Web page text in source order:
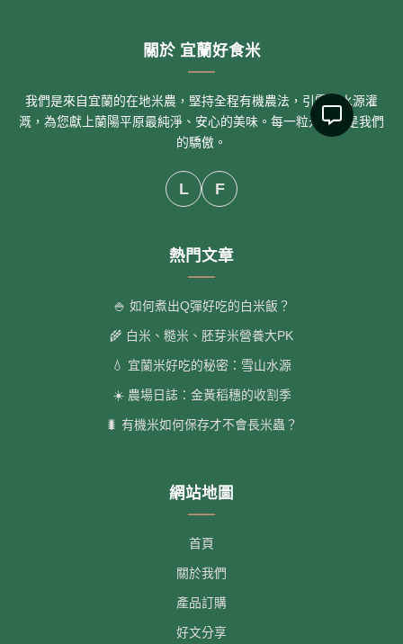
關於 宜蘭好食米
我們是來自宜蘭的在地米農，堅持全程有機農法，引雪山水源灌
溉，為您獻上蘭陽平原最純淨、安心的美味。每一粒米，都是我們
的驕傲。
L F
熱門文章
🍚 如何煮出Q彈好吃的白米飯？
🌾 白米、糙米、胚芽米營養大PK
💧 宜蘭米好吃的秘密：雪山水源
☀️ 農場日誌：金黃稻穗的收割季
🐛 有機米如何保存才不會長米蟲？
網站地圖
首頁
關於我們
產品訂購
好文分享